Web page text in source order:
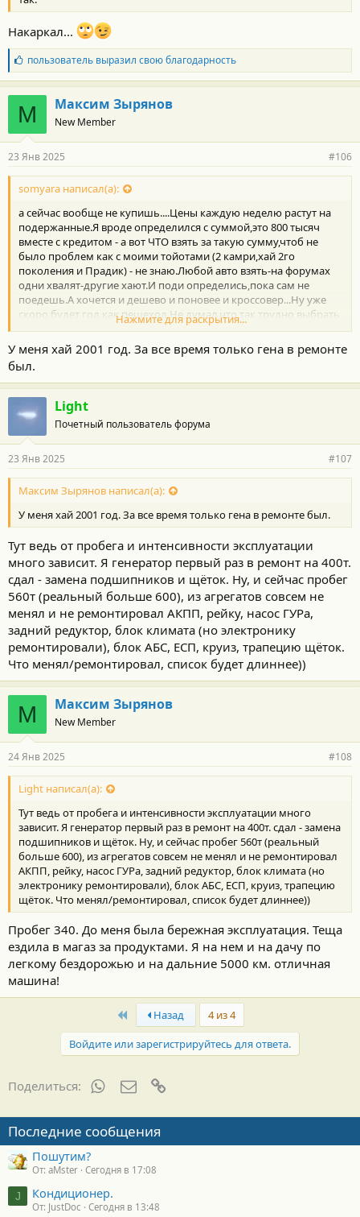
Накаркал...
Б
л
а
г
о
д
а
н
о
с
и
:
пользовательвыразил свою благодарность
М Максим Зырянов
New Member
23 Янв 2025 #106
somyara написал(а):
а сейчас вообще не купишь....Цены каждую неделю растут на
подержанные.Я вроде определился с суммой,это 800 тысяч
вместе с кредитом - а вот ЧТО взять за такую сумму,чтоб не
было проблем как с моими тойотами (2 камри,хай 2го
поколения и Прадик) - не знаю.Любой авто взять-на форумах
одни хвалят-другие хают.И поди определись,пока сам не
поедешь.А хочется и дешево и поновее и кроссовер...Ну уже
скоро будет год как пешеход.Не думал,что так трудно выбрать
машину.Раньше брал так.Почитаю обьявление,прозвоню.Есть
доверие к продавану -ехал брать.Никогда не подводило и
всегда авто были без проблемные.А сейчас что-то
застопорился,даже модель выбрать не могу. Ссыкатно в
возрасте
Нажмите для раскрытия...
У меня хай 2001 год. За все время только гена в ремонте
был.
Light
Почетный пользователь форума
23 Янв 2025 #107
Максим Зырянов написал(а):
У меня хай 2001 год. За все время только гена в ремонте был.
Тут ведь от пробега и интенсивности эксплуатации
много зависит. Я генератор первый раз в ремонт на 400т.
сдал - замена подшипников и щёток. Ну, и сейчас пробег
560т (реальный больше 600), из агрегатов совсем не
менял и не ремонтировал АКПП, рейку, насос ГУРа,
задний редуктор, блок климата (но электронику
ремонтировали), блок АБС, ЕСП, круиз, трапецию щёток.
Что менял/ремонтировал, список будет длиннее))
М Максим Зырянов
New Member
24 Янв 2025 #108
Light написал(а):
Тут ведь от пробега и интенсивности эксплуатации много
зависит. Я генератор первый раз в ремонт на 400т. сдал - замена
подшипников и щёток. Ну, и сейчас пробег 560т (реальный
больше 600), из агрегатов совсем не менял и не ремонтировал
АКПП, рейку, насос ГУРа, задний редуктор, блок климата (но
электронику ремонтировали), блок АБС, ЕСП, круиз, трапецию
щёток. Что менял/ремонтировал, список будет длиннее))
Пробег 340. До меня была бережная эксплуатация. Теща
ездила в магаз за продуктами. Я на нем и на дачу по
легкому бездорожью и на дальние 5000 км. отличная
машина!
First Назад
4 из 4
Войдите или зарегистрируйтесь для ответа.
Поделиться: WhatsAppЭлектронная почта
Последние сообщения
Пошутим?
От: aMster Сегодня в 17:08
J Кондиционер.
От: JustDoc Сегодня в 13:48